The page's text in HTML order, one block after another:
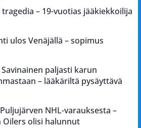
– 19-vuotias jääkiekkoilija
ulos Venäjällä – sopimus
paljasti karun
– lääkäriltä pysäyttävä
NHL-varauksesta –
Oilers olisi halunnut